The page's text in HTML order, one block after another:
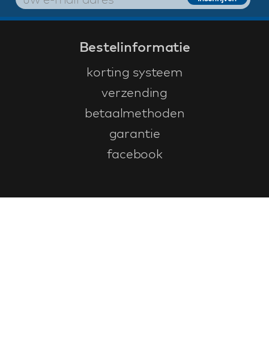
Bestelinformatie
korting systeem
verzending
betaalmethoden
garantie
facebook
Klantenservice